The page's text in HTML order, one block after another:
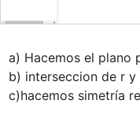
a) Hacemos el plano
b) interseccion de r y
c)hacemos simetría